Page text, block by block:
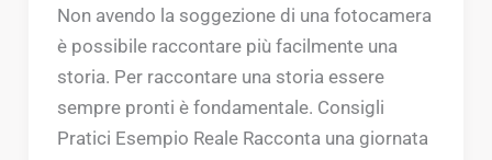
Non avendo la soggezione di una fotocamera
è possibile raccontare più facilmente una
storia. Per raccontare una storia essere
sempre pronti è fondamentale. Consigli
Pratici Esempio Reale Racconta una giornata